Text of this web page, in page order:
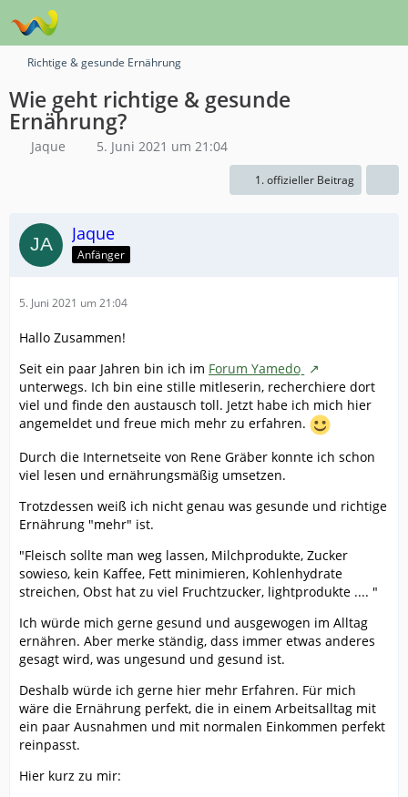
Richtige & gesunde Ernährung
Wie geht richtige & gesunde
Ernährung?
Jaque 5. Juni 2021 um 21:04
1. offizieller Beitrag
Jaque
Anfänger
5. Juni 2021 um 21:04
Hallo Zusammen!
Seit ein paar Jahren bin ich im Forum Yamedoˍ
unterwegs. Ich bin eine stille mitleserin, recherchiere dort
viel und finde den austausch toll. Jetzt habe ich mich hier
angemeldet und freue mich mehr zu erfahren.
Durch die Internetseite von Rene Gräber konnte ich schon
viel lesen und ernährungsmäßig umsetzen.
Trotzdessen weiß ich nicht genau was gesunde und richtige
Ernährung "mehr" ist.
"Fleisch sollte man weg lassen, Milchprodukte, Zucker
sowieso, kein Kaffee, Fett minimieren, Kohlenhydrate
streichen, Obst hat zu viel Fruchtzucker, lightprodukte .... "
Ich würde mich gerne gesund und ausgewogen im Alltag
ernähren. Aber merke ständig, dass immer etwas anderes
gesagt wird, was ungesund und gesund ist.
Deshalb würde ich gerne hier mehr Erfahren. Für mich
wäre die Ernährung perfekt, die in einem Arbeitsalltag mit
ein paar Ausnahmen und mit normalen Einkommen perfekt
reinpasst.
Hier kurz zu mir: